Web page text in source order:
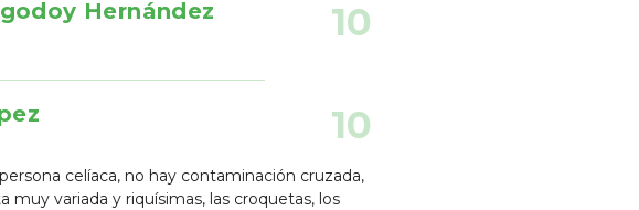
Hernández 10
10
celíaca, no hay contaminación cruzada,
muy variada y riquísimas, las croquetas, los